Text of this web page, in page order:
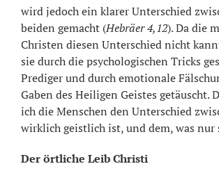
wird jedoch ein klarer Unterschied
beiden gemacht (Hebräer 4,12). Da die
Christen diesen Unterschied nicht
sie durch die psychologischen Tricks
Prediger und durch emotionale
Gaben des Heiligen Geistes getäuscht.
ich die Menschen den Unterschied
wirklich geistlich ist, und dem, was nur
Der örtliche Leib Christi